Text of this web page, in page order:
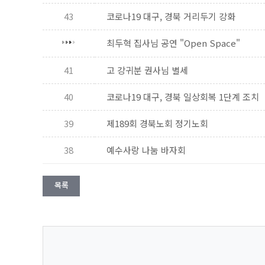
43 코로나19 대구, 경북 거리두기 강화
최두혁 집사님 공연 "Open Space"
41 고 강귀분 권사님 별세
40 코로나19 대구, 경북 일상회복 1단계 조치
39 제189회 경북노회 정기노회
38 예수사랑 나눔 바자회
목록